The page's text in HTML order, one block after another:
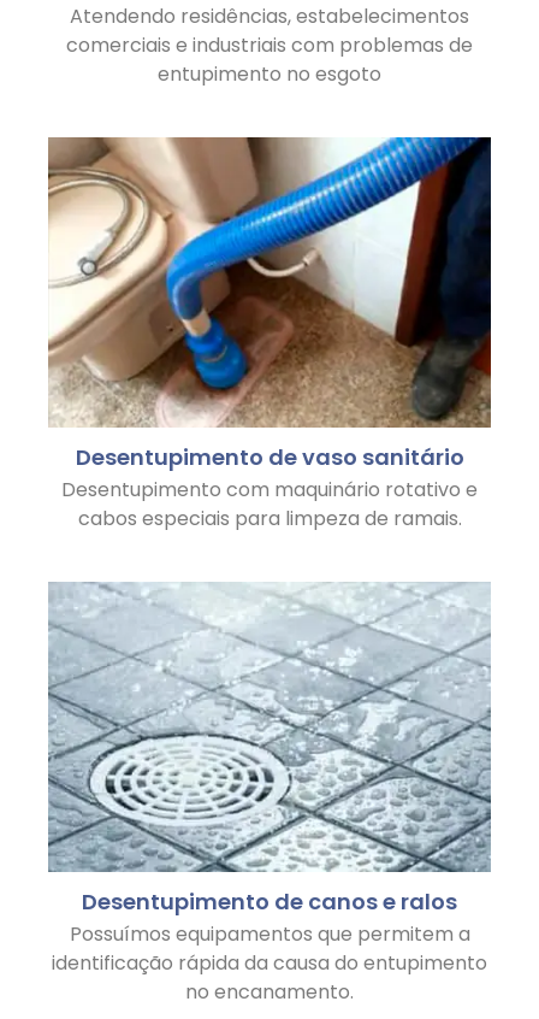
Atendendo residências, estabelecimentos
comerciais e industriais com problemas de
entupimento no esgoto
Desentupimento de vaso sanitário
Desentupimento com maquinário rotativo e
cabos especiais para limpeza de ramais.
Desentupimento de canos e ralos
Possuímos equipamentos que permitem a
identificação rápida da causa do entupimento
no encanamento.